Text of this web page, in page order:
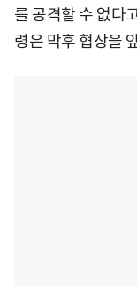
를 공격할 수 없다
령은 막후 협상을